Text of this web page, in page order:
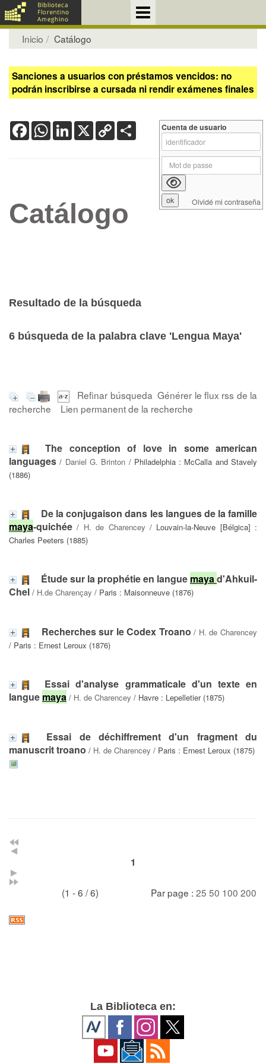
Inicio Catálogo
Sanciones a usuarios con préstamos vencidos: no
podrán inscribirse a cursada ni rendir exámenes finales
FacebookWhatsApp
LinkedIn
X Copy
Link
Catálogo
Resultado de la búsqueda
6 búsqueda de la palabra clave 'Lengua Maya'
Refinar búsqueda Générer le flux rss de la
recherche
Lien permanent de la recherche
The conception of love in some american
languages / Daniel G. Brinton / Philadelphia : McCalla and Stavely
(1886)
De la conjugaison dans les langues de la famille
maya-quichée / H. de Charencey / Louvain-la-Neuve [Bélgica] :
Charles Peeters (1885)
Étude sur la prophétie en langue mayad'Ahkuil-
Chel / H.de Charençay / Paris : Maisonneuve (1876)
Recherches sur le Codex Troano / H. de Charencey
/ Paris : Ernest Leroux (1876)
Essai d'analyse grammaticale d'un texte en
langue maya / H. de Charencey / Havre : Lepelletier (1875)
Essai de déchiffrement d'un fragment du
manuscrit troano / H. de Charencey / Paris : Ernest Leroux (1875)
1
(1 - 6 / 6) Par page : 25 50 100 200
Cuenta de usuario
Olvidé mi contraseña
La Biblioteca en: